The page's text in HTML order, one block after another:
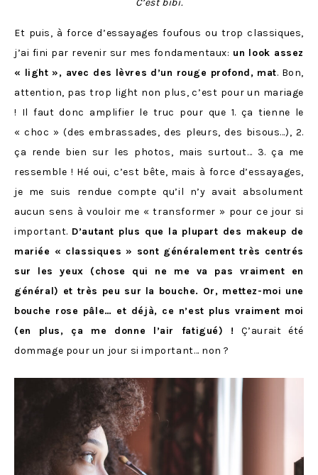
Et puis, à force d’essayages foufous ou trop classiques,
j’ai fini par revenir sur mes fondamentaux: un look assez
« light », avec des lèvres d’un rouge profond, mat. Bon,
attention, pas trop light non plus, c’est pour un mariage
! Il faut donc amplifier le truc pour que 1. ça tienne le
« choc » (des embrassades, des pleurs, des bisous…), 2.
ça rende bien sur les photos, mais surtout… 3. ça me
ressemble ! Hé oui, c’est bête, mais à force d’essayages,
je me suis rendue compte qu’il n’y avait absolument
aucun sens à vouloir me « transformer » pour ce jour si
important. D’autant plus que la plupart des makeup de
mariée « classiques » sont généralement très centrés
sur les yeux (chose qui ne me va pas vraiment en
général) et très peu sur la bouche. Or, mettez-moi une
bouche rose pâle… et déjà, ce n’est plus vraiment moi
(en plus, ça me donne l’air fatigué) !
Ç’aurait été
dommage pour un jour si important… non ?